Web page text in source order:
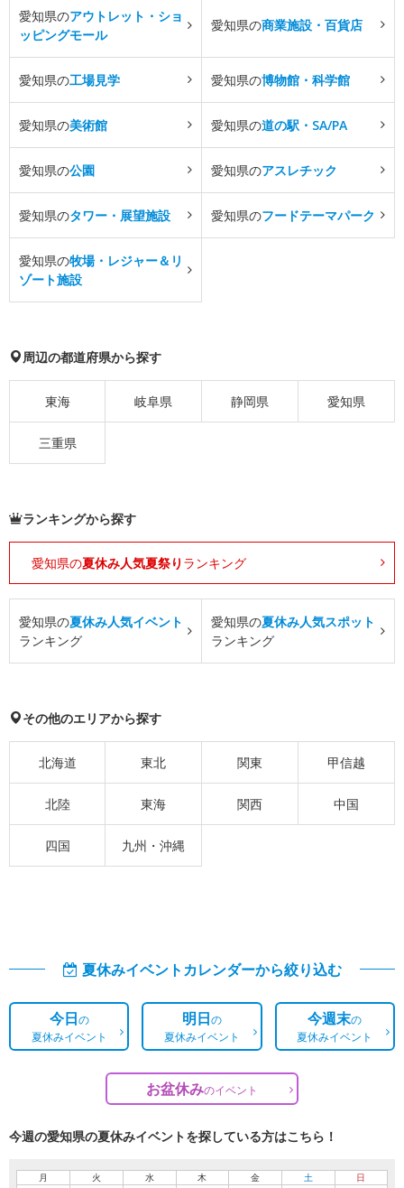
愛知県のアウトレット・ショ
ッピングモール
愛知県の商業施設・百貨店
愛知県の工場見学 愛知県の博物館・科学館
愛知県の美術館 愛知県の道の駅・SA/PA
愛知県の公園 愛知県のアスレチック
愛知県のタワー・展望施設 愛知県のフードテーマパーク
愛知県の牧場・レジャー＆リ
ゾート施設
周辺の都道府県から探す
東海 岐阜県 静岡県 愛知県
三重県
ランキングから探す
愛知県の夏休み人気夏祭り ランキング
愛知県の夏休み人気イベント
ランキング
愛知県の夏休み人気スポット
ランキング
その他のエリアから探す
北海道 東北 関東 甲信越
北陸 東海 関西 中国
四国 九州・沖縄
夏休みイベントカレンダーから絞り込む
今日の
夏休みイベント
明日の
夏休みイベント
今週末の
夏休みイベント
お盆休みのイベント
今週の愛知県の夏休みイベントを探している方はこちら！
月 火 水 木 金 土 日